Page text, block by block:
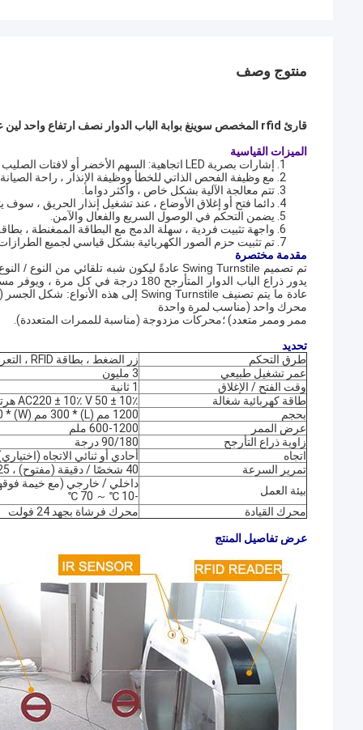
منتوج وصف
قارئ rfid المخصص سوينغ بوابة الباب الدوار نصف ارتفاع واحد لين عرض 850 مم
الميزات القياسية
إشارات بصرية LED اتجاهية: السهم الأخضر أو ​​لافتات الصليب الأحمر.
مع وظيفة الفحص الذاتي للخطأ ووظيفة الإنذار ، راحة
تتم معالجة الآلية بشكل خاص ، وأكثر دواما.
دائما فتح أو إغلاق الأوضاع ، عند تشغيل إنذار الحريق ، سوف
يضمن التحكم في الوصول السريع والفعال والآمن.
واجهة تثبيت فردية ، سهلة الدمج مع البطاقة الممغنطة ،
تم تثبيت حزم الصور الكهربائية بشكل قياسي لجميع
مقدمة مختصرة
تم تصميم Swing Turnstile عادةً ليكون شبه تلقائي من النوع / النوع اليدوي / النوع الأوتوماتيكي بالكامل.
يدور ذراع الباب الدوار المتأرجح 180 درجة في كل مرة ، ويوفر مساحة مريحة للمستخدمين.
عادة ما يتم تصنيف Swing Turnstile إلى هذه الأنواع:
شكل الجسر
محرك واحد (مناسب لمرة واحدة
ممر وممر متعدد) ؛محركات مزدوجة (مناسبة للممرات المتعددة).
تحديد
طرق التحكم
زر الضغط ، بطاقة RFID ، التعرف على بصمات الأصابع ، إلخ.
عمر تشغيل طبيعي
3 مليون
وقت الفتح / الإغلاق
1 ثانية
طاقة كهربائية شغالة
AC220 ± 10٪ V 50 ± 10٪ هرتز
بحجم
1200 مم (L) * 300 مم (W) * 1000 مم (H)
عرض الممر
600-1200 ملم
زاوية ذراع التأرجح
90/180 درجة
اتجاه
أحادي أو ثنائي الاتجاه
تمرير السرعة
40 شخصًا / دقيقة (مفتوح) ، 25-30 شخصًا / دقيقة (مغلق)
بيئة العمل
داخلي / خارجي (مع خيمة
-10 ℃ ～ 70 ℃
محرك القيادة
محرك فرشاة بجهد 24 فولت
عرض تفاصيل المنتج